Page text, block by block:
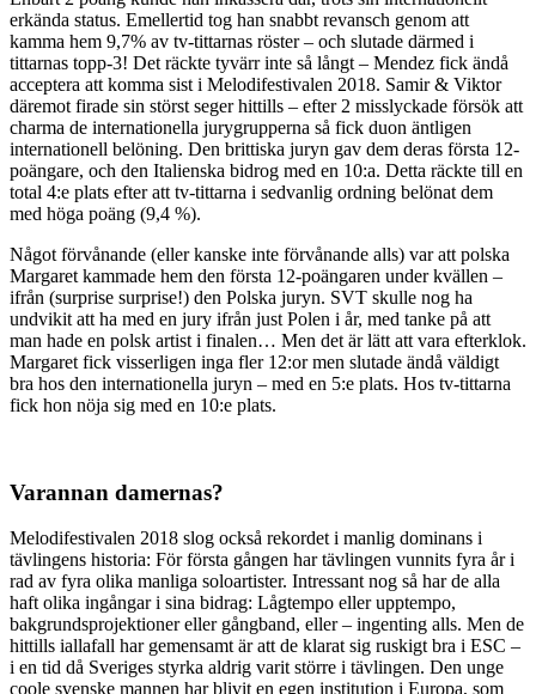
erkända status. Emellertid tog han snabbt revansch genom att
kamma hem 9,7% av tv-tittarnas röster – och slutade därmed i
tittarnas topp-3! Det räckte tyvärr inte så långt – Mendez fick ändå
acceptera att komma sist i Melodifestivalen 2018. Samir & Viktor
däremot firade sin störst seger hittills – efter 2 misslyckade försök att
charma de internationella jurygrupperna så fick duon äntligen
internationell belöning. Den brittiska juryn gav dem deras första 12-
poängare, och den Italienska bidrog med en 10:a. Detta räckte till en
total 4:e plats efter att tv-tittarna i sedvanlig ordning belönat dem
med höga poäng (9,4 %).
Något förvånande (eller kanske inte förvånande alls) var att polska
Margaret kammade hem den första 12-poängaren under kvällen –
ifrån (surprise surprise!) den Polska juryn. SVT skulle nog ha
undvikit att ha med en jury ifrån just Polen i år, med tanke på att
man hade en polsk artist i finalen… Men det är lätt att vara efterklok.
Margaret fick visserligen inga fler 12:or men slutade ändå väldigt
bra hos den internationella juryn – med en 5:e plats. Hos tv-tittarna
fick hon nöja sig med en 10:e plats.
Varannan damernas?
Melodifestivalen 2018 slog också rekordet i manlig dominans i
tävlingens historia: För första gången har tävlingen vunnits fyra år i
rad av fyra olika manliga soloartister. Intressant nog så har de alla
haft olika ingångar i sina bidrag: Lågtempo eller upptempo,
bakgrundsprojektioner eller gångband, eller – ingenting alls. Men de
hittills iallafall har gemensamt är att de klarat sig ruskigt bra i ESC –
i en tid då Sveriges styrka aldrig varit större i tävlingen. Den unge
coole svenske mannen har blivit en egen institution i Europa, som